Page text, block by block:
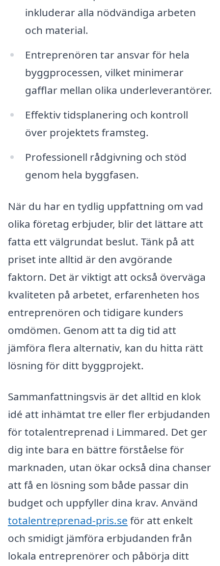
inkluderar alla nödvändiga arbeten
och material.
Entreprenören tar ansvar för hela
byggprocessen, vilket minimerar
gafflar mellan olika underleverantörer.
Effektiv tidsplanering och kontroll
över projektets framsteg.
Professionell rådgivning och stöd
genom hela byggfasen.
När du har en tydlig uppfattning om vad
olika företag erbjuder, blir det lättare att
fatta ett välgrundat beslut. Tänk på att
priset inte alltid är den avgörande
faktorn. Det är viktigt att också överväga
kvaliteten på arbetet, erfarenheten hos
entreprenören och tidigare kunders
omdömen. Genom att ta dig tid att
jämföra flera alternativ, kan du hitta rätt
lösning för ditt byggprojekt.
Sammanfattningsvis är det alltid en klok
idé att inhämtat tre eller fler erbjudanden
för totalentreprenad i Limmared. Det ger
dig inte bara en bättre förståelse för
marknaden, utan ökar också dina chanser
att få en lösning som både passar din
budget och uppfyller dina krav. Använd
totalentreprenad-pris.se för att enkelt
och smidigt jämföra erbjudanden från
lokala entreprenörer och påbörja ditt